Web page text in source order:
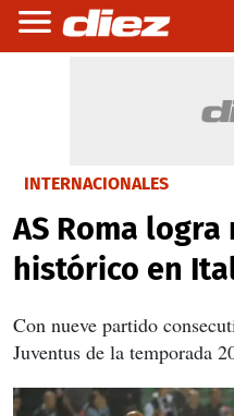
INTERNACIONALES
AS Roma
histórico en
Con nueve partido
Juventus de la temporada